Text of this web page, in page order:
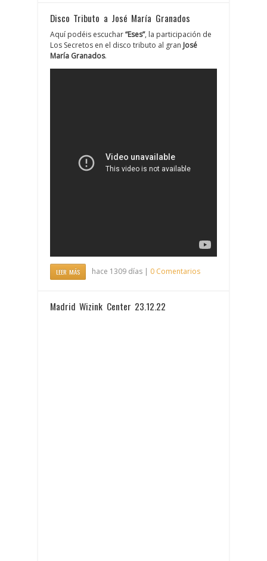
Disco Tributo a José María Granados
Aquí podéis escuchar“Eses”, la participación de
Los Secretos en el disco tributo al gran José
María Granados.
LEER MÁS hace 1309 días | 0 Comentarios
Madrid Wizink Center 23.12.22